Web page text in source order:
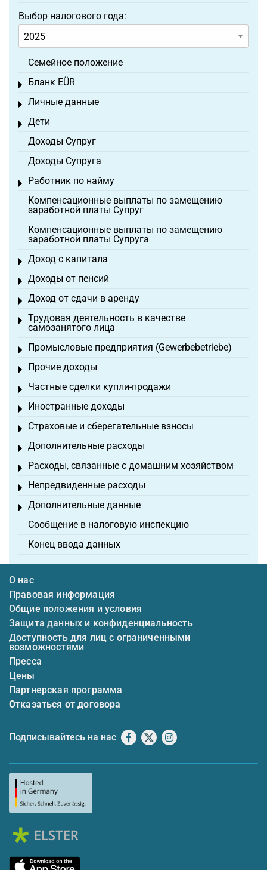
Выбор налогового года:
Семейное положение
Бланк EÜR
Toggle menu
Личные данные
Toggle menu
Дети
Toggle menu
Доходы Супруг
Доходы Супруга
Работник по найму
Toggle menu
Компенсационные выплаты по замещению
заработной платы Супруг
Компенсационные выплаты по замещению
заработной платы Супруга
Доход с капитала
Toggle menu
Доходы от пенсий
Toggle menu
Доход от сдачи в аренду
Toggle menu
Трудовая деятельность в качестве
самозанятого лица
Toggle menu
Промысловые предприятия (Gewerbebetriebe)
Toggle menu
Прочие доходы
Toggle menu
Частные сделки купли-продажи
Toggle menu
Иностранные доходы
Toggle menu
Страховые и сберегательные взносы
Toggle menu
Дополнительные расходы
Toggle menu
Расходы, связанные с домашним хозяйством
Toggle menu
Непредвиденные расходы
Toggle menu
Дополнительные данные
Toggle menu
Сообщение в налоговую инспекцию
Конец ввода данных
О нас
Правовая информация
Общие положения и условия
Защита данных и конфиденциальность
Доступность для лиц с ограниченными
возможностями
Пресса
Цены
Партнерская программа
Отказаться от договора
Подписывайтесь на нас Facebook
X Instagram